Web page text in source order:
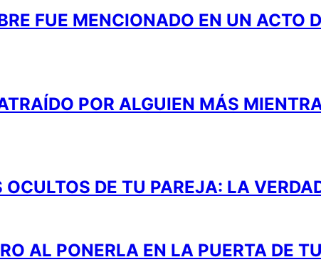
FUE MENCIONADO EN UN
POR ALGUIEN MÁS
OCULTOS DE TU PAREJA: LA
AL PONERLA EN LA PUERTA DE